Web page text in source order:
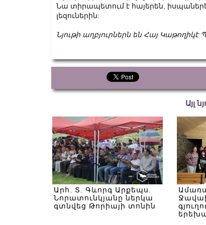
Նա տիրապետում է հայերեն,
լեզուներին:
Նյութի աղբյուրներն են Հայ
Այլ
Արհ. Տ. Գևորգ Արքեպս.
Նորատունկյանը ներկա
գտնվեց Թորիայի տոնին